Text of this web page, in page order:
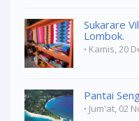
Sukarare
Lombok.
Kamis, 20
Pantai
Jum'at, 02